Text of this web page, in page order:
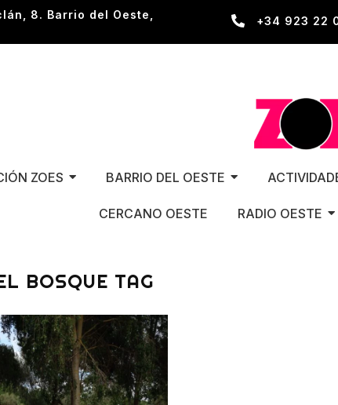
8. Barrio del Oeste,
+34 923 22
ZOES BARRIO DEL OESTE
CERCANO OESTE RADIO OESTE
BOSQUE TAG